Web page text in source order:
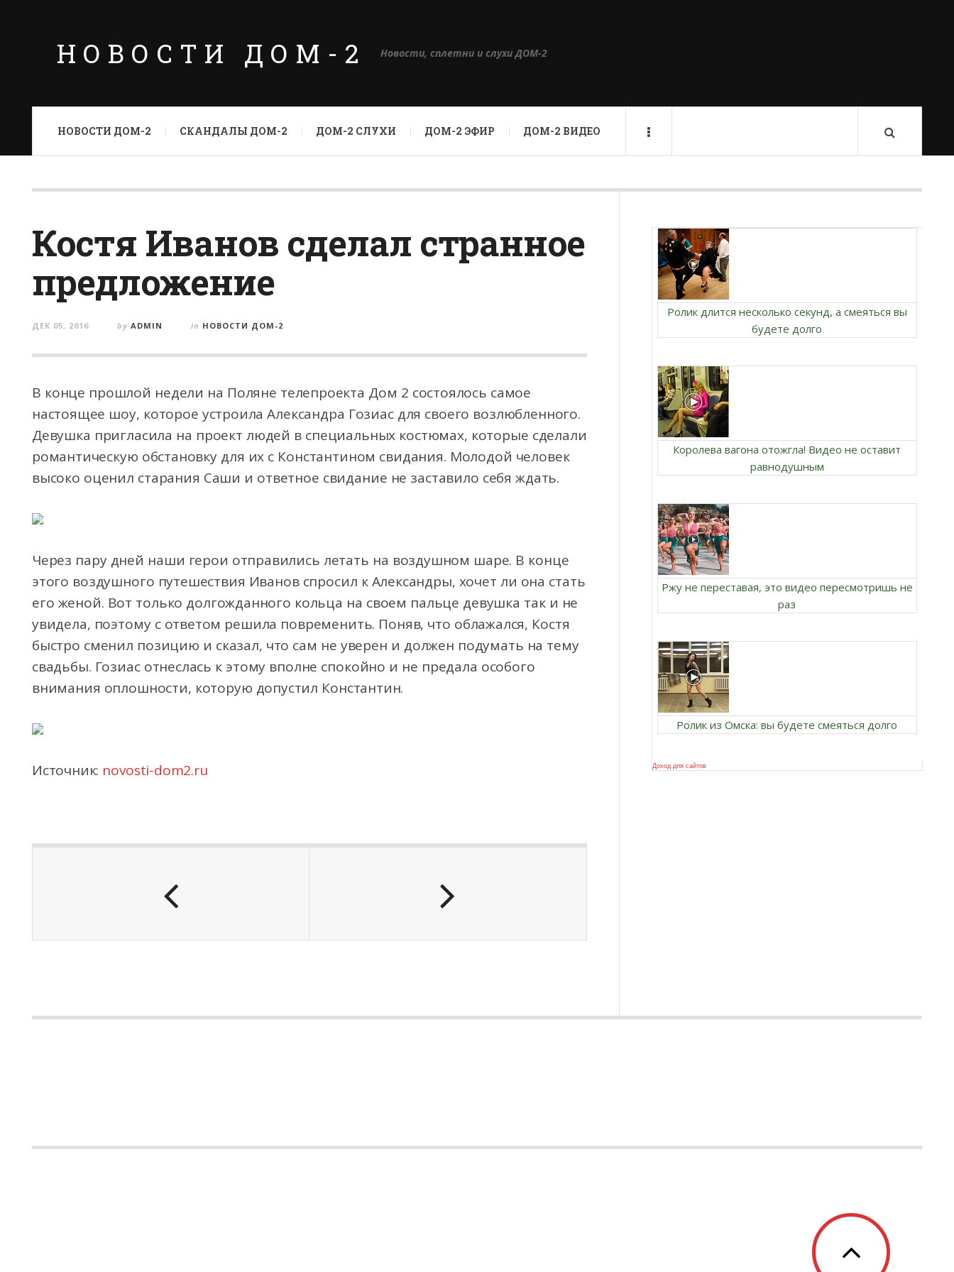
НОВОСТИ ДОМ-2 Новости, сплетни и слухи ДОМ-2
НОВОСТИ ДОМ-2 СКАНДАЛЫ ДОМ-2 ДОМ-2 СЛУХИ ДОМ-2 ЭФИР ДОМ-2 ВИДЕО
Костя Иванов сделал странное
предложение
ДЕК 05, 2016 by ADMIN in НОВОСТИ ДОМ-2
В конце прошлой недели на Поляне телепроекта Дом 2 состоялось самое
настоящее шоу, которое устроила Александра Гозиас для своего возлюбленного.
Девушка пригласила на проект людей в специальных костюмах, которые сделали
романтическую обстановку для их с Константином свидания. Молодой человек
высоко оценил старания Саши и ответное свидание не заставило себя ждать.
Через пару дней наши герои отправились летать на воздушном шаре. В конце
этого воздушного путешествия Иванов спросил к Александры, хочет ли она стать
его женой. Вот только долгожданного кольца на своем пальце девушка так и не
увидела, поэтому с ответом решила повременить. Поняв, что облажался, Костя
быстро сменил позицию и сказал, что сам не уверен и должен подумать на тему
свадьбы. Гозиас отнеслась к этому вполне спокойно и не предала особого
внимания оплошности, которую допустил Константин.
Источник: novosti-dom2.ru
Ролик длится несколько секунд, а смеяться вы
будете долго
Королева вагона отожгла! Видео не оставит
равнодушным
Ржу не переставая, это видео пересмотришь не
раз
Ролик из Омска: вы будете смеяться долго
Доход для сайтов